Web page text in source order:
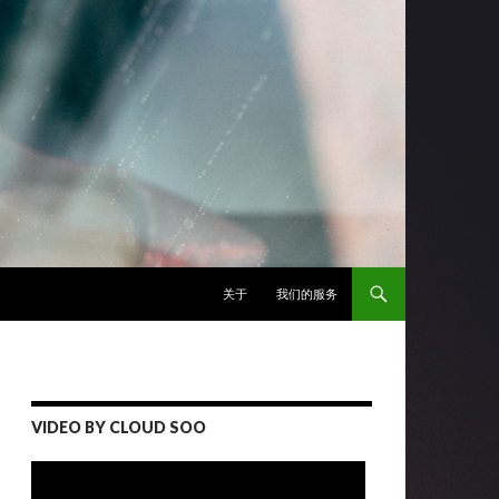
关于
我们的服务
VIDEO BY CLOUD SOO